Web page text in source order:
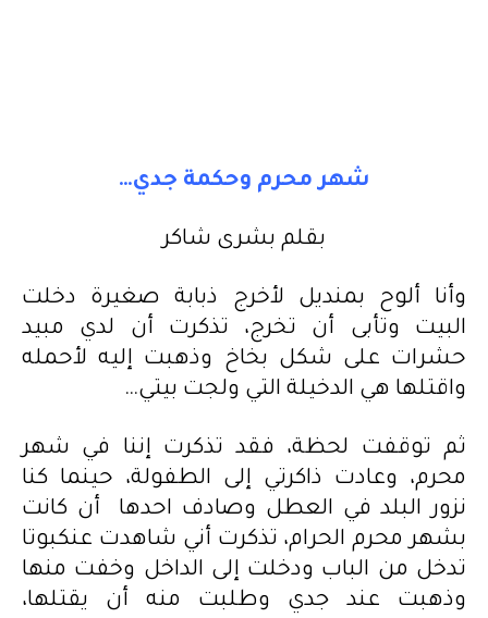
شهر محرم وحكمة جدي…
بقلم بشرى شاكر
وأنا ألوح بمنديل لأخرج ذبابة صغيرة دخلت
البيت وتأبى أن تخرج، تذكرت أن لدي مبيد
حشرات على شكل بخاخ وذهبت إليه لأحمله
واقتلها هي الدخيلة التي ولجت بيتي…
ثم توقفت لحظة، فقد تذكرت إننا في شهر
محرم، وعادت ذاكرتي إلى الطفولة، حينما كنا
نزور البلد في العطل وصادف احدها أن كانت
بشهر محرم الحرام، تذكرت أني شاهدت عنكبوتا
تدخل من الباب ودخلت إلى الداخل وخفت منها
وذهبت عند جدي وطلبت منه أن يقتلها،